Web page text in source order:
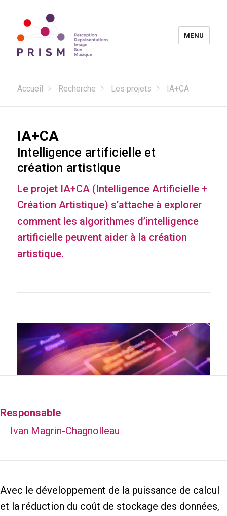
Laboratoire PRISM
MENU
Accueil Recherche Les projets IA+CA
IA+CA
Intelligence artificielle et
création artistique
Le projet IA+CA (Intelligence Artificielle +
Création Artistique) s’attache à explorer
comment les algorithmes d’intelligence
artificielle peuvent aider à la création
artistique.
Avec le développement de la puissance de calcul
et la réduction du coût de stockage des données,
Responsable
Ivan Magrin-Chagnolleau